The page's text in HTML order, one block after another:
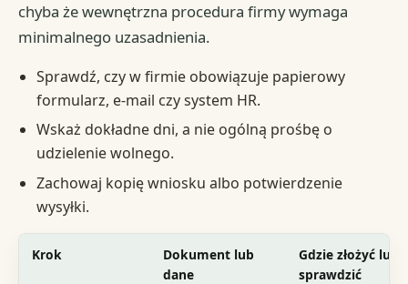
chyba że wewnętrzna procedura firmy wymaga
minimalnego uzasadnienia.
Sprawdź, czy w firmie obowiązuje papierowy
formularz, e-mail czy system HR.
Wskaż dokładne dni, a nie ogólną prośbę o
udzielenie wolnego.
Zachowaj kopię wniosku albo potwierdzenie
wysyłki.
Krok
Dokument lub
dane
Gdzie złożyć lub
sprawdzić